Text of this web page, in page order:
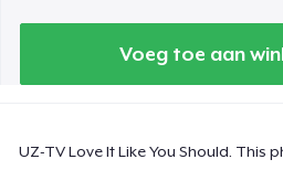
Voeg toe aan
UZ-TV Love It Like You Should. This
Premium V-Neck Tee